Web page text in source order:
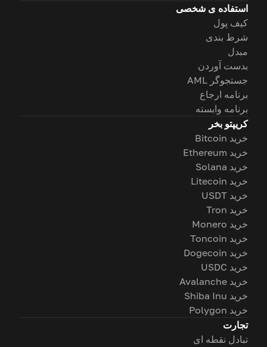
استفاده ی شخصی
کیف پول
شرط بندی
مبدل
بدست آوردن
جستجوگر AML
برنامه ارجاع
برنامه وابسته
کریپتو بخر
خرید Bitcoin
خرید Ethereum
خرید Solana
خرید Litecoin
خرید USDT
خرید Tron
خرید Monero
خرید Toncoin
خرید Dogecoin
خرید USDC
خرید Avalanche
خرید Shiba Inu
خرید Polygon
تجارت
تبادل نقطه ای